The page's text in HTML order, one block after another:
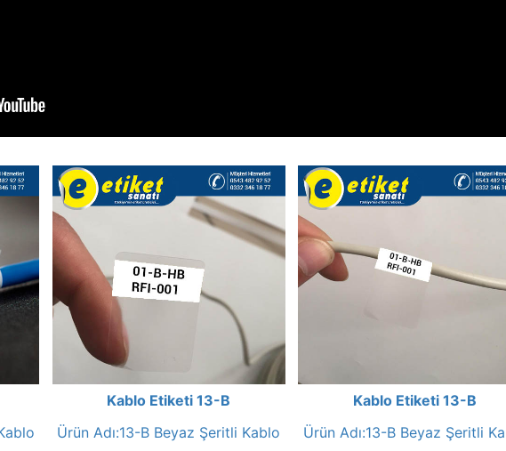
Kablo Etiketi 13-B
Ürün Adı:13-B Beyaz Şeritli Kablo
Kablo Etiketi 13-B
Ürün Adı:13-B Beyaz Şeritli